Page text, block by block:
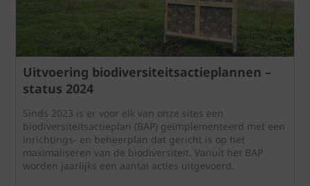
Uitvoering biodiversiteitsactieplannen –
status 2024
Sinds 2023 is er voor elk van onze sites een
biodiversiteitsactieplan (BAP) geïmplementeerd met een
inrichtings- en beheerplan dat gericht is op het
maximaliseren van de biodiversiteit. Vanuit het BAP
worden jaarlijks een aantal acties uitgevoerd.